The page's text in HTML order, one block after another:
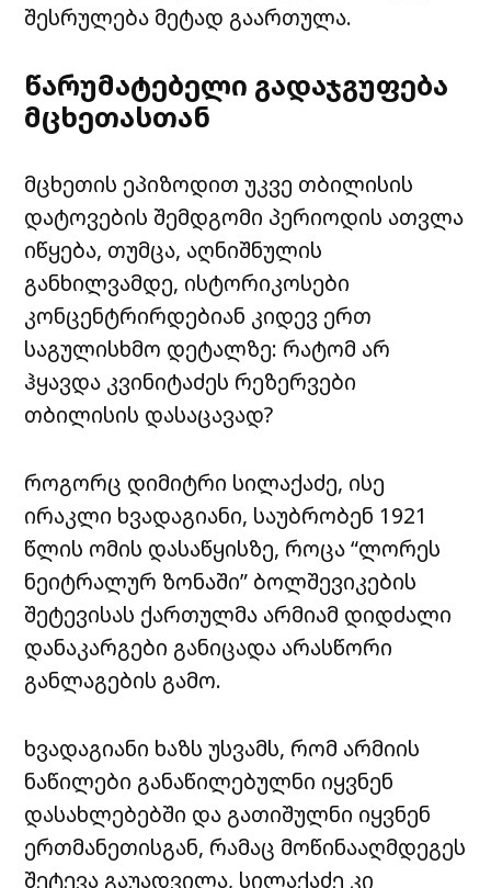
შესრულება მეტად გაართულა.
წარუმატებელი გადაჯგუფება
მცხეთასთან
მცხეთის ეპიზოდით უკვე თბილისის
დატოვების შემდგომი პერიოდის ათვლა
იწყება, თუმცა, აღნიშნულის
განხილვამდე, ისტორიკოსები
კონცენტრირდებიან კიდევ ერთ
საგულისხმო დეტალზე: რატომ არ
ჰყავდა კვინიტაძეს რეზერვები
თბილისის დასაცავად?
როგორც დიმიტრი სილაქაძე, ისე
ირაკლი ხვადაგიანი, საუბრობენ 1921
წლის ომის დასაწყისზე, როცა “ლორეს
ნეიტრალურ ზონაში” ბოლშევიკების
შეტევისას ქართულმა არმიამ დიდძალი
დანაკარგები განიცადა არასწორი
განლაგების გამო.
ხვადაგიანი ხაზს უსვამს, რომ არმიის
ნაწილები განაწილებულნი იყვნენ
დასახლებებში და გათიშულნი იყვნენ
ერთმანეთისგან, რამაც მოწინააღმდეგეს
შეტევა გაუადვილა, სილაქაძე კი